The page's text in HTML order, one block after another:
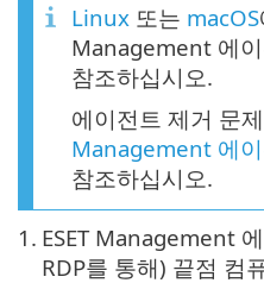
Linux 또는 macOS
Management 에
참조하십시오.
에이전트 제거 문
Management 에
참조하십시오.
1. ESET Management
RDP를 통해) 끝점 컴